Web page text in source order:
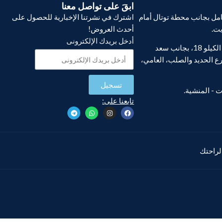
بجانب محطة توتال أمام
فرع أبو يوسف، الكيلو 18، بجانب سعد
الحديد والصلب، العامي،
ابقَ على تواصل معنا
اشترك في نشرتنا الإخبارية للحصول على
أحدث العروض!
أدخل بريدك الإلكترونى
تسجيل
تابعنا على: